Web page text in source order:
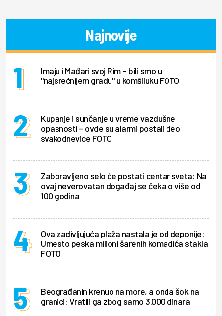
Najnovije
Imaju i Mađari svoj Rim – bili smo u
"najsrećnijem gradu" u komšiluku FOTO
Kupanje i sunčanje u vreme vazdušne
opasnosti – ovde su alarmi postali deo
svakodnevice FOTO
Zaboravljeno selo će postati centar sveta: Na
ovaj neverovatan događaj se čekalo više od
100 godina
Ova zadivljujuća plaža nastala je od deponije:
Umesto peska milioni šarenih komadića stakla
FOTO
Beograđanin krenuo na more, a onda šok na
granici: Vratili ga zbog samo 3.000 dinara